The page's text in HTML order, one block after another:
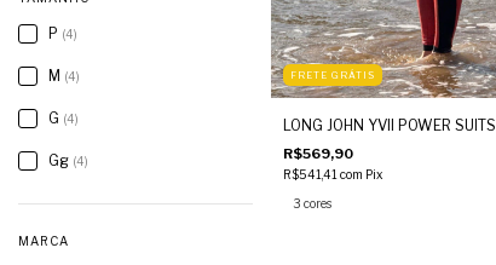
P (4)
M (4)
G (4)
Gg (4)
MARCA
FRETE GRÁTIS
LONG JOHN YVII POWER SUITS
R$569,90
R$541,41 com Pix
3 cores